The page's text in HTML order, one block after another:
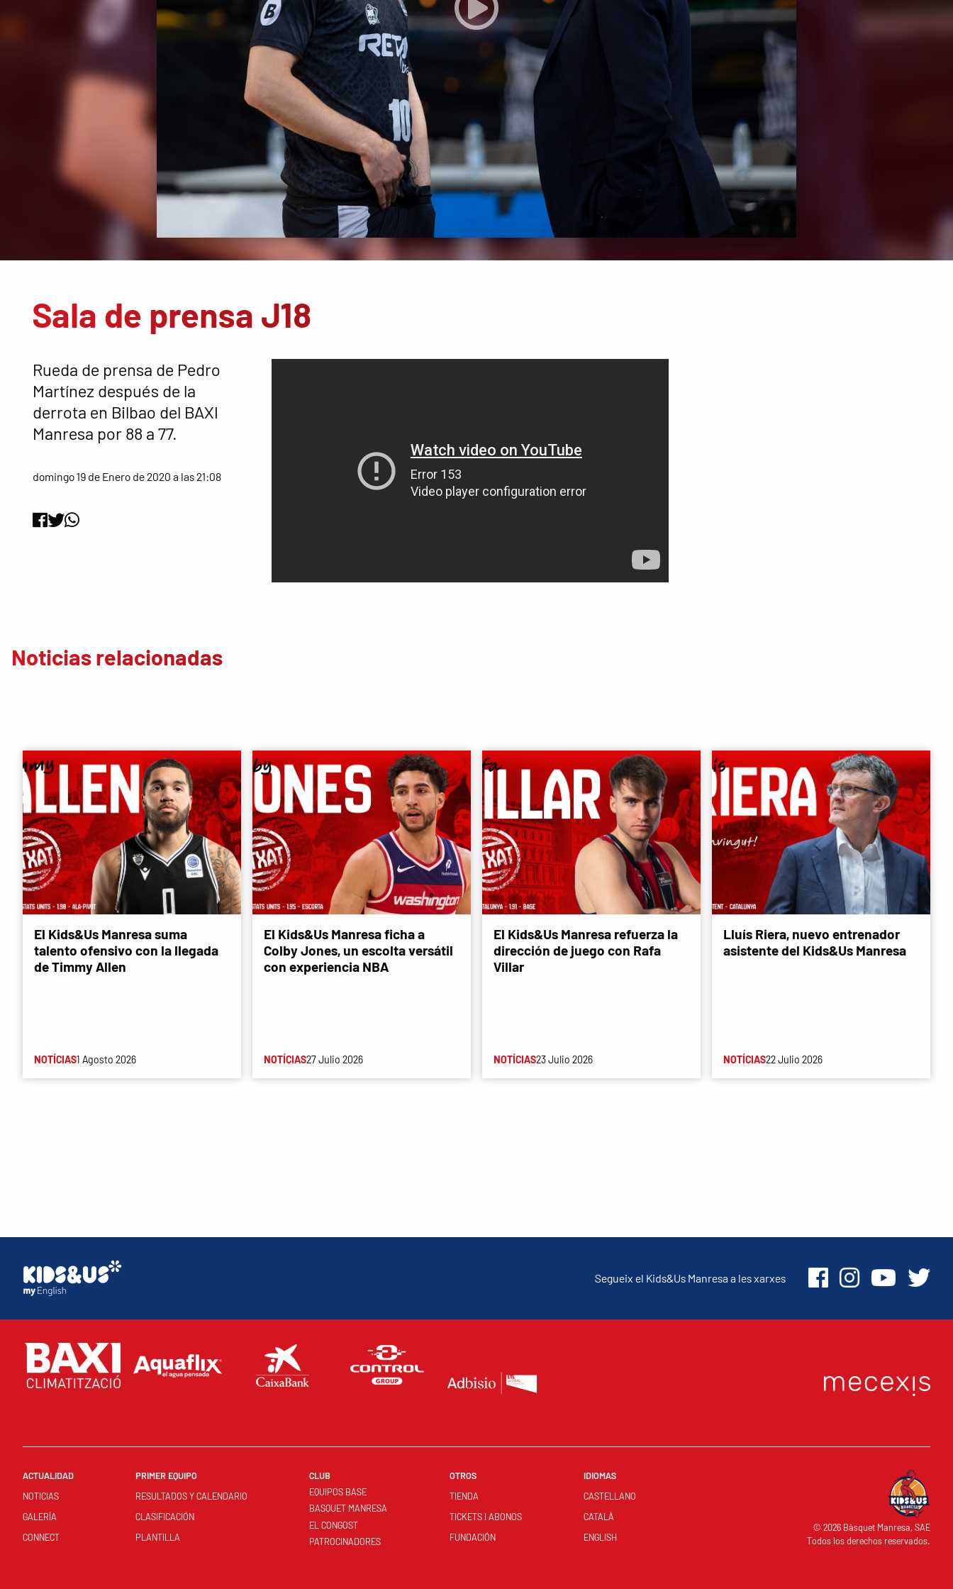
Sala de prensa J18
Rueda de prensa de Pedro
Martínez después de la
derrota en Bilbao del BAXI
Manresa por 88 a 77.
domingo 19 de Enero de 2020 a las 21:08
Noticias relacionadas
El Kids&Us Manresa suma
talento ofensivo con la llegada
de Timmy Allen
NOTÍCIAS1 Agosto 2026
El Kids&Us Manresa ficha a
Colby Jones, un escolta versátil
con experiencia NBA
NOTÍCIAS27 Julio 2026
El Kids&Us Manresa refuerza la
dirección de juego con Rafa
Villar
NOTÍCIAS23 Julio 2026
Lluís Riera, nuevo entrenador
asistente del Kids&Us Manresa
NOTÍCIAS22 Julio 2026
Segueix el Kids&Us Manresa a les xarxes
ACTUALIDAD
NOTICIAS
GALERÍA
CONNECT
PRIMER EQUIPO
RESULTADOS Y CALENDARIO
CLASIFICACIÓN
PLANTILLA
CLUB
EQUIPOS BASE
BASQUET MANRESA
EL CONGOST
PATROCINADORES
OTROS
TIENDA
TICKETS I ABONOS
FUNDACIÓN
IDIOMAS
CASTELLANO
CATALÀ
ENGLISH
© 2026 Bàsquet Manresa, SAE
Todos los derechos reservados.